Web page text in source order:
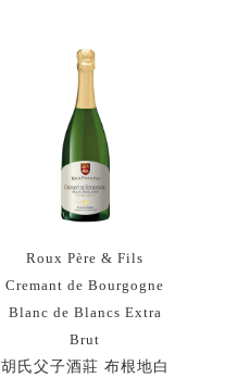
Roux Père & Fils
Cremant de Bourgogne
Blanc de Blancs Extra
Brut
胡氏父子酒莊 布根地白